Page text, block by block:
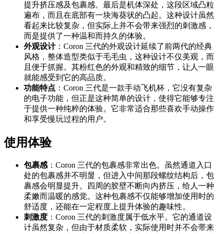
提升挤压感及包裹感。最后是机体深处，这段区域凸粒
遍布，而且在底部有一块海葵状的凸起。这种设计虽然
看起来比较复杂，但实际上并不会带来强烈的刺激感，
而是提供了一种温和而持久的体验。
外观设计：Coron 三代的外观设计延续了前两代的经典
风格，整体造型类似于毛毛虫，这种设计不仅美观，而
且便于抓握。其粉红色的外观和精致的细节，让人一眼
就能感受到它的高品质。
功能特点 ：Coron 三代是一款手动飞机杯，它没有复杂
的电子功能，但正是这种简单的设计，使得它能够专注
于提供一种纯粹的体验。它非常适合那些喜欢手动操作
和享受慢玩过程的用户。
使用体验
包裹感 ：Coron 三代的包裹感非常出色。虽然通道入口
处的包裹感并不明显，但进入中间那段螺纹结构后，包
裹感会明显提升。四周的胶壁不断向内挤压，给人一种
柔嫩而温暖的感觉。这种包裹感不仅能够增加使用时的
舒适度，还能在一定程度上提升体验的趣味性。
刺激度 ：Coron 三代的刺激度属于低水平。它的通道设
计虽然复杂，但由于材质柔软，实际使用时并不会带来